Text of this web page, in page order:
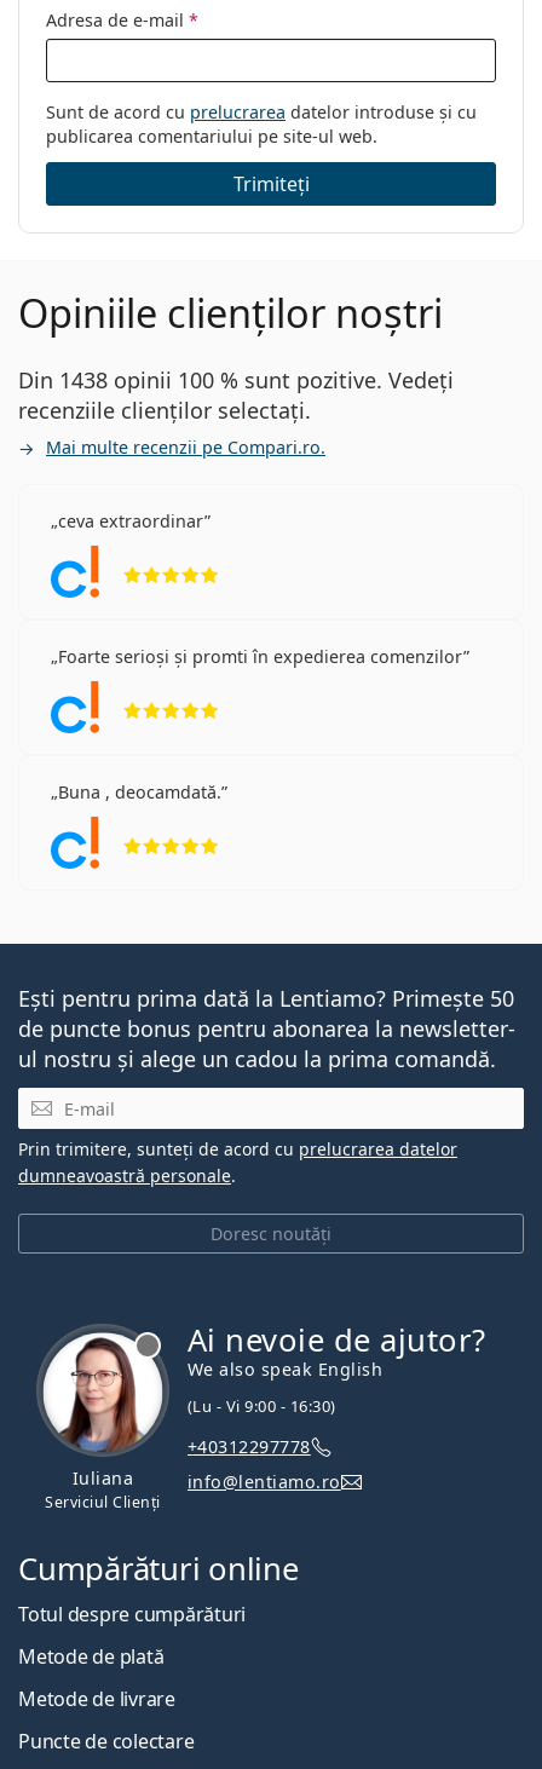
Adresa de e-mail *
Sunt de acord cu prelucrarea datelor introduse și cu
publicarea comentariului pe site-ul web.
Trimiteți
Opiniile clienților noștri
Din 1438 opinii 100 % sunt pozitive. Vedeți
recenziile clienților selectați.
Mai multe recenzii pe Compari.ro.
ceva extraordinar
Foarte serioși și promti în expedierea comenzilor
Buna , deocamdată.
Ești pentru prima dată la Lentiamo? Primește 50
de puncte bonus pentru abonarea la newsletter-
ul nostru și alege un cadou la prima comandă.
E-mail
Doresc noutăți
Prin trimitere, sunteți de acord cu prelucrarea datelor
dumneavoastră personale.
Iuliana
Serviciul Clienți
Ai nevoie de ajutor?
We also speak English
(Lu - Vi 9:00 - 16:30)
+40312297778
info@lentiamo.ro
Cumpărături online
Totul despre cumpărături
Metode de plată
Metode de livrare
Puncte de colectare